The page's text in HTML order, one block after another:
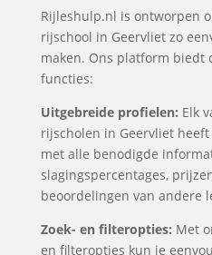
Rijleshulp.nl is ontworpen
rijschool in Geervliet zo
maken. Ons platform biedt
functies:
Uitgebreide profielen: Elk
rijscholen in Geervliet
met alle benodigde
slagingspercentages,
beoordelingen van andere
Zoek- en filteropties: Met
en filteropties kun je